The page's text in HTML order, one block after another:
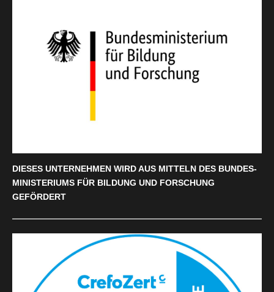
DIESES UNTERNEHMEN WIRD AUS MITTELN DES BUNDES-
MINISTERIUMS FÜR BILDUNG UND FORSCHUNG
GEFÖRDERT